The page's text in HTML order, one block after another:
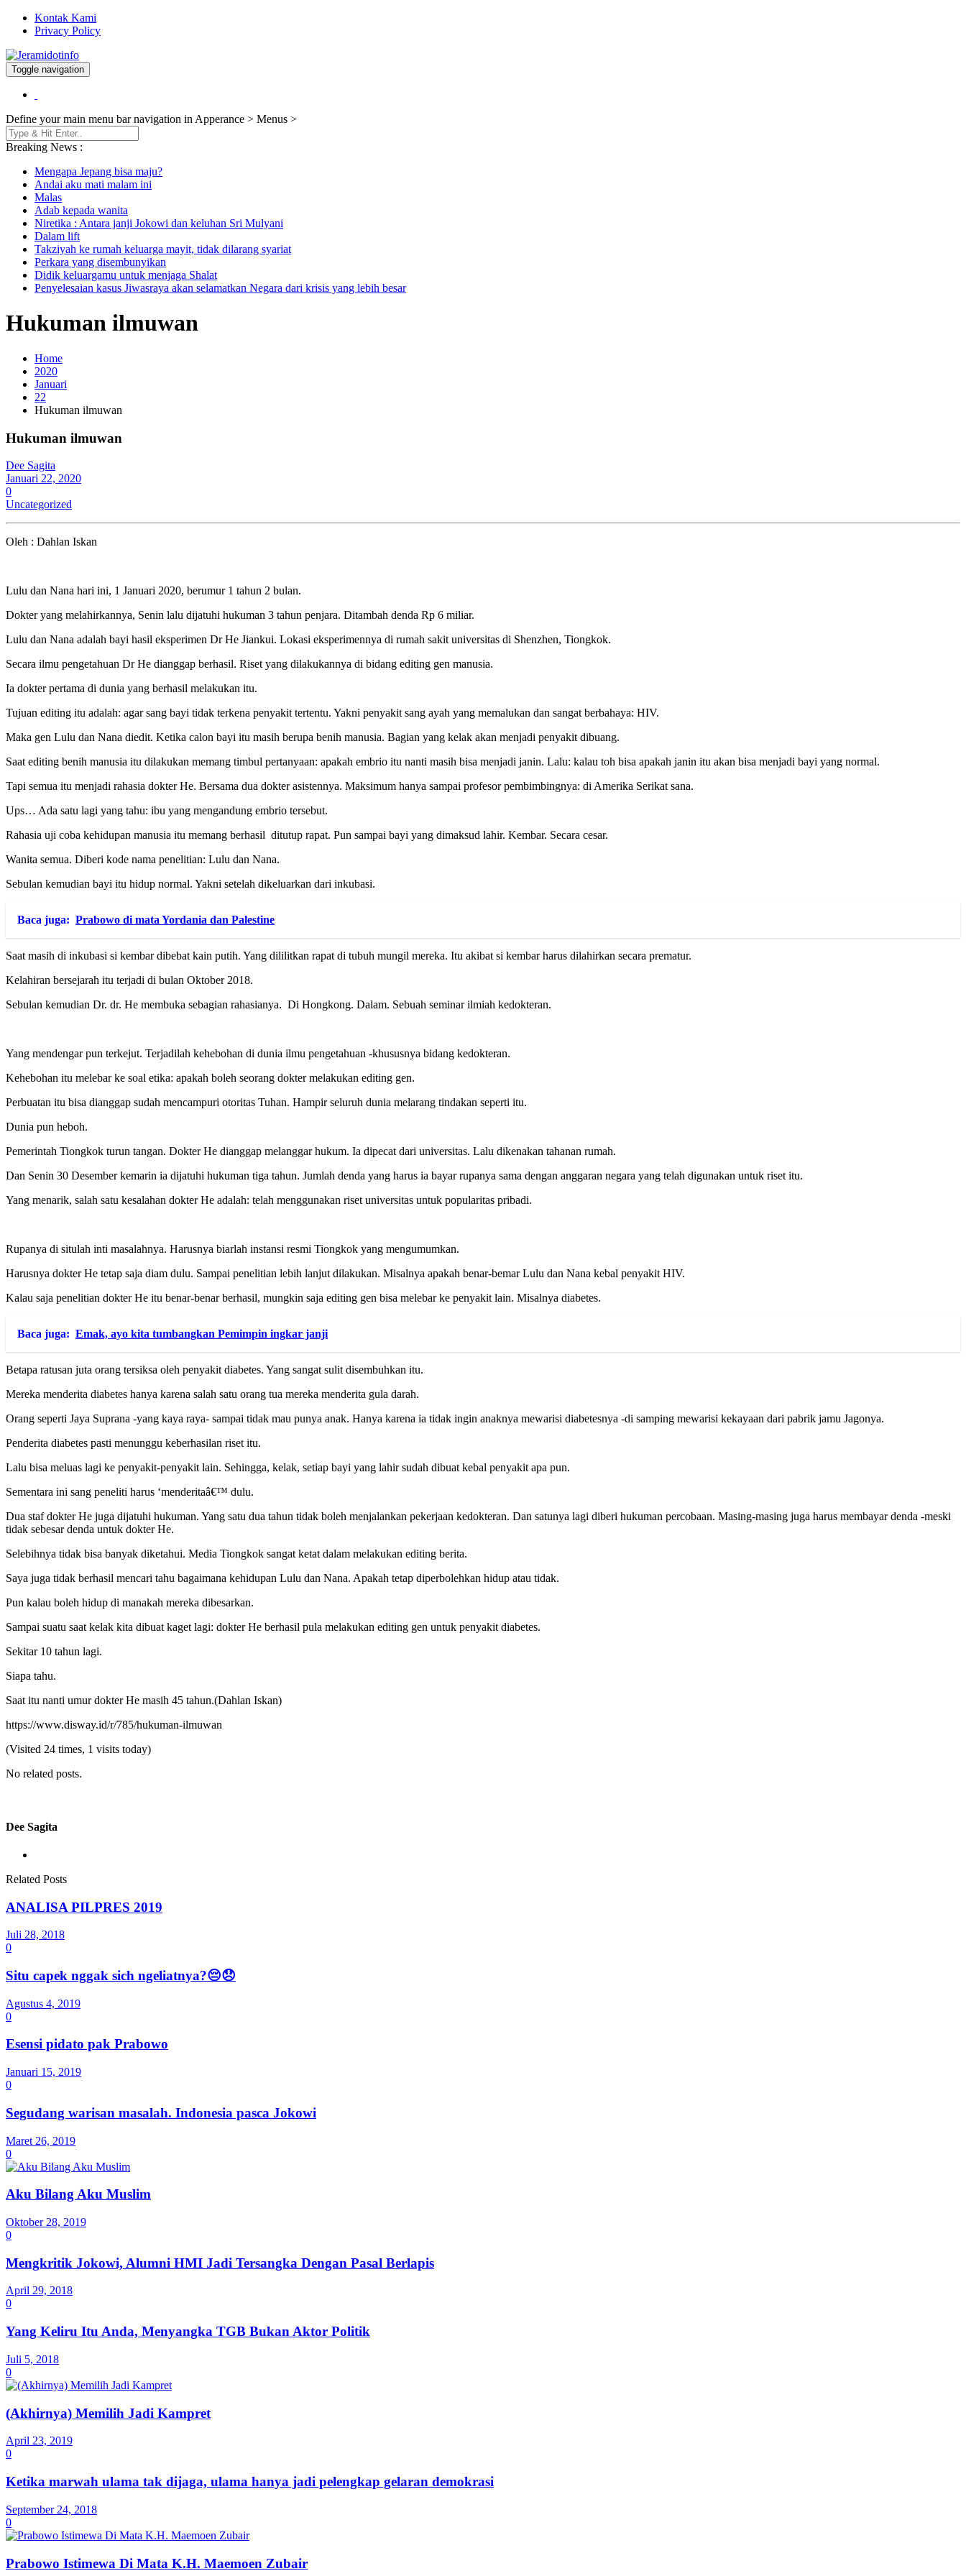
Kontak Kami
Privacy Policy
Jeramidotinfo
Berita dan Informasi Terkini
Toggle navigation
Define your main menu bar navigation in Apperance > Menus >
Breaking News :
Mengapa Jepang bisa maju?
Andai aku mati malam ini
Malas
Adab kepada wanita
Niretika : Antara janji Jokowi dan keluhan Sri Mulyani
Dalam lift
Takziyah ke rumah keluarga mayit, tidak dilarang syariat
Perkara yang disembunyikan
Didik keluargamu untuk menjaga Shalat
Penyelesaian kasus Jiwasraya akan selamatkan Negara dari krisis yang lebih besar
Hukuman ilmuwan
Home
2020
Januari
22
Hukuman ilmuwan
Hukuman ilmuwan
Dee Sagita
Januari 22, 2020
0
Uncategorized
Oleh : Dahlan Iskan
Lulu dan Nana hari ini, 1 Januari 2020, berumur 1 tahun 2 bulan.
Dokter yang melahirkannya, Senin lalu dijatuhi hukuman 3 tahun penjara. Ditambah denda Rp 6 miliar.
Lulu dan Nana adalah bayi hasil eksperimen Dr He Jiankui. Lokasi eksperimennya di rumah sakit universitas di Shenzhen, Tiongkok.
Secara ilmu pengetahuan Dr He dianggap berhasil. Riset yang dilakukannya di bidang editing gen manusia.
Ia dokter pertama di dunia yang berhasil melakukan itu.
Tujuan editing itu adalah: agar sang bayi tidak terkena penyakit tertentu. Yakni penyakit sang ayah yang memalukan dan sangat berbahaya: HIV.
Maka gen Lulu dan Nana diedit. Ketika calon bayi itu masih berupa benih manusia. Bagian yang kelak akan menjadi penyakit dibuang.
Saat editing benih manusia itu dilakukan memang timbul pertanyaan: apakah embrio itu nanti masih bisa menjadi janin. Lalu: kalau toh bisa apakah janin itu akan bisa menjadi bayi yang normal.
Tapi semua itu menjadi rahasia dokter He. Bersama dua dokter asistennya. Maksimum hanya sampai profesor pembimbingnya: di Amerika Serikat sana.
Ups… Ada satu lagi yang tahu: ibu yang mengandung embrio tersebut.
Rahasia uji coba kehidupan manusia itu memang berhasil ditutup rapat. Pun sampai bayi yang dimaksud lahir. Kembar. Secara cesar.
Wanita semua. Diberi kode nama penelitian: Lulu dan Nana.
Sebulan kemudian bayi itu hidup normal. Yakni setelah dikeluarkan dari inkubasi.
Baca juga: Prabowo di mata Yordania dan Palestine
Saat masih di inkubasi si kembar dibebat kain putih. Yang dililitkan rapat di tubuh mungil mereka. Itu akibat si kembar harus dilahirkan secara prematur.
Kelahiran bersejarah itu terjadi di bulan Oktober 2018.
Sebulan kemudian Dr. dr. He membuka sebagian rahasianya. Di Hongkong. Dalam. Sebuah seminar ilmiah kedokteran.
Yang mendengar pun terkejut. Terjadilah kehebohan di dunia ilmu pengetahuan -khususnya bidang kedokteran.
Kehebohan itu melebar ke soal etika: apakah boleh seorang dokter melakukan editing gen.
Perbuatan itu bisa dianggap sudah mencampuri otoritas Tuhan. Hampir seluruh dunia melarang tindakan seperti itu.
Dunia pun heboh.
Pemerintah Tiongkok turun tangan. Dokter He dianggap melanggar hukum. Ia dipecat dari universitas. Lalu dikenakan tahanan rumah.
Dan Senin 30 Desember kemarin ia dijatuhi hukuman tiga tahun. Jumlah denda yang harus ia bayar rupanya sama dengan anggaran negara yang telah digunakan untuk riset itu.
Yang menarik, salah satu kesalahan dokter He adalah: telah menggunakan riset universitas untuk popularitas pribadi.
Rupanya di situlah inti masalahnya. Harusnya biarlah instansi resmi Tiongkok yang mengumumkan.
Harusnya dokter He tetap saja diam dulu. Sampai penelitian lebih lanjut dilakukan. Misalnya apakah benar-bemar Lulu dan Nana kebal penyakit HIV.
Kalau saja penelitian dokter He itu benar-benar berhasil, mungkin saja editing gen bisa melebar ke penyakit lain. Misalnya diabetes.
Baca juga: Emak, ayo kita tumbangkan Pemimpin ingkar janji
Betapa ratusan juta orang tersiksa oleh penyakit diabetes. Yang sangat sulit disembuhkan itu.
Mereka menderita diabetes hanya karena salah satu orang tua mereka menderita gula darah.
Orang seperti Jaya Suprana -yang kaya raya- sampai tidak mau punya anak. Hanya karena ia tidak ingin anaknya mewarisi diabetesnya -di samping mewarisi kekayaan dari pabrik jamu Jagonya.
Penderita diabetes pasti menunggu keberhasilan riset itu.
Lalu bisa meluas lagi ke penyakit-penyakit lain. Sehingga, kelak, setiap bayi yang lahir sudah dibuat kebal penyakit apa pun.
Sementara ini sang peneliti harus ‘menderitaâ€™ dulu.
Dua staf dokter He juga dijatuhi hukuman. Yang satu dua tahun tidak boleh menjalankan pekerjaan kedokteran. Dan satunya lagi diberi hukuman percobaan. Masing-masing juga harus membayar denda -meski
tidak sebesar denda untuk dokter He.
Selebihnya tidak bisa banyak diketahui. Media Tiongkok sangat ketat dalam melakukan editing berita.
Saya juga tidak berhasil mencari tahu bagaimana kehidupan Lulu dan Nana. Apakah tetap diperbolehkan hidup atau tidak.
Pun kalau boleh hidup di manakah mereka dibesarkan.
Sampai suatu saat kelak kita dibuat kaget lagi: dokter He berhasil pula melakukan editing gen untuk penyakit diabetes.
Sekitar 10 tahun lagi.
Siapa tahu.
Saat itu nanti umur dokter He masih 45 tahun.(Dahlan Iskan)
https://www.disway.id/r/785/hukuman-ilmuwan
(Visited 24 times, 1 visits today)
No related posts.
Dee Sagita
Related Posts
ANALISA PILPRES 2019
Juli 28, 2018
0
Situ capek nggak sich ngeliatnya?😔😞
Agustus 4, 2019
0
Esensi pidato pak Prabowo
Januari 15, 2019
0
Segudang warisan masalah. Indonesia pasca Jokowi
Maret 26, 2019
0
Aku Bilang Aku Muslim
Oktober 28, 2019
0
Mengkritik Jokowi, Alumni HMI Jadi Tersangka Dengan Pasal Berlapis
April 29, 2018
0
Yang Keliru Itu Anda, Menyangka TGB Bukan Aktor Politik
Juli 5, 2018
0
(Akhirnya) Memilih Jadi Kampret
April 23, 2019
0
Ketika marwah ulama tak dijaga, ulama hanya jadi pelengkap gelaran demokrasi
September 24, 2018
0
Prabowo Istimewa Di Mata K.H. Maemoen Zubair